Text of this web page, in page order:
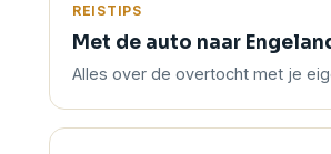
REISTIPS
Met de auto naar
Alles over de overtocht met je